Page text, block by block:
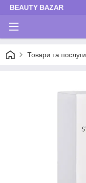
BEAUTY BAZAR
Товари та послуги